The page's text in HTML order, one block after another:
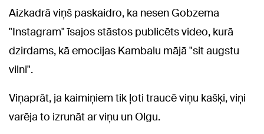
Aizkadrā viņš paskaidro, ka nesen Gobzema
"Instagram" īsajos stāstos publicēts video, kurā
dzirdams, kā emocijas Kambalu mājā "sit augstu
vilni".
Viņaprāt, ja kaimiņiem tik ļoti traucē viņu kašķi, viņi
varēja to izrunāt ar viņu un Olgu.